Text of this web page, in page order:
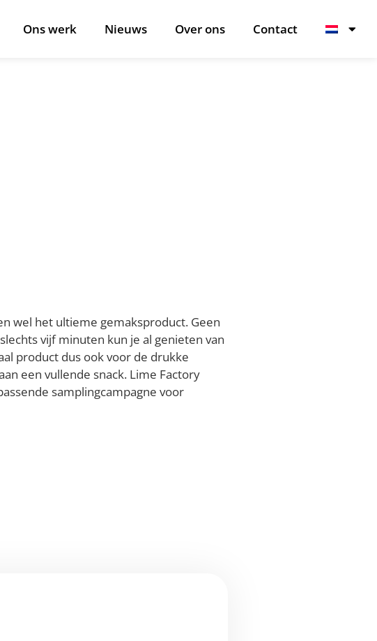
Ons werk Nieuws Over ons Contact
wel het ultieme gemaksproduct. Geen
vijf minuten kun je al genieten van
product dus ook voor de drukke
een vullende snack. Lime Factory
samplingcampagne voor